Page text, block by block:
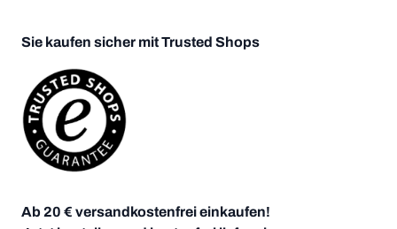
Sie kaufen sicher mit Trusted Shops
Ab 20 € versandkostenfrei einkaufen!